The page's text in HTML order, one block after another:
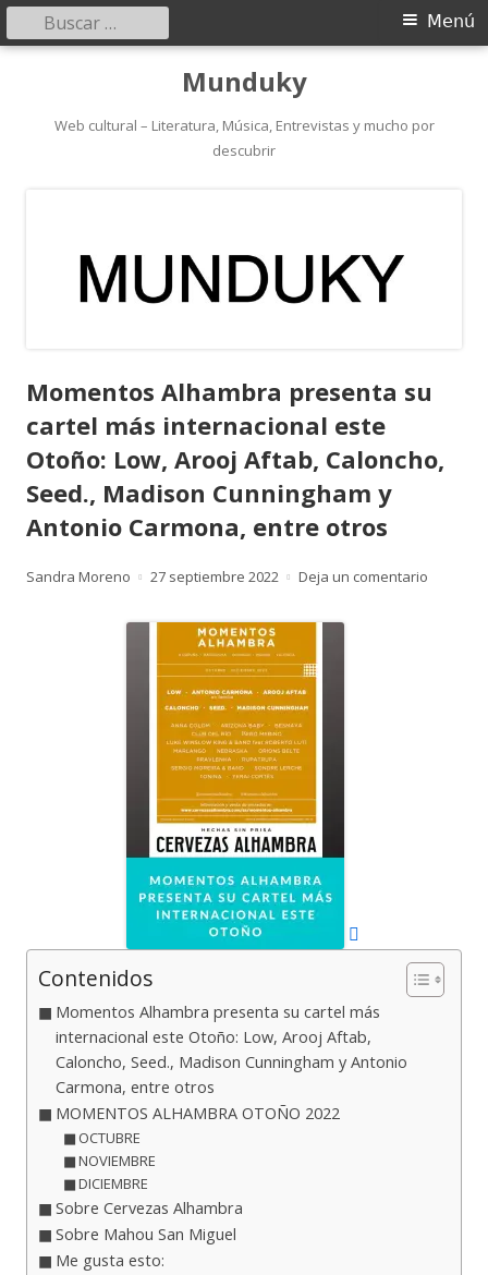
contenido
Munduky
Web cultural – Literatura, Música, Entrevistas y mucho por
descubrir
Menú
Menú
Buscar:
Momentos Alhambra presenta su
cartel más internacional este
Otoño: Low, Arooj Aftab, Caloncho,
Seed., Madison Cunningham y
Antonio Carmona, entre otros
Autor
Sandra Moreno
Publicado
27 septiembre 2022 Deja un comentario
Contenidos
Momentos Alhambra presenta su cartel más
internacional este Otoño: Low, Arooj Aftab,
Caloncho, Seed., Madison Cunningham y Antonio
Carmona, entre otros
MOMENTOS ALHAMBRA OTOÑO 2022
OCTUBRE
NOVIEMBRE
DICIEMBRE
Sobre Cervezas Alhambra
Sobre Mahou San Miguel
Me gusta esto: